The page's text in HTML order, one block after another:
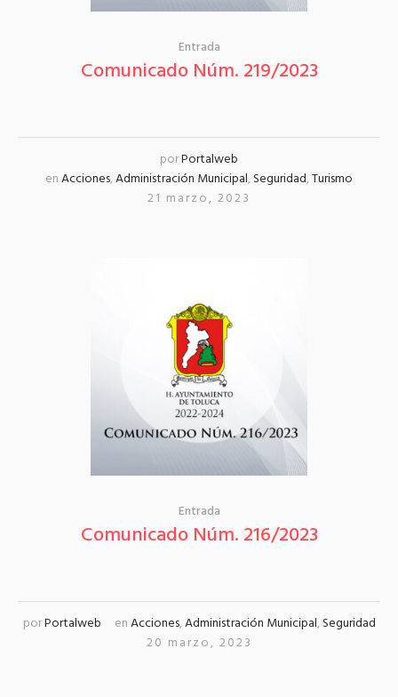
Entrada
Comunicado Núm. 219/2023
porPortalweb
enAcciones,Administración Municipal,Seguridad,Turismo
21 marzo, 2023
Entrada
Comunicado Núm. 216/2023
porPortalweb enAcciones,Administración Municipal,Seguridad
20 marzo, 2023